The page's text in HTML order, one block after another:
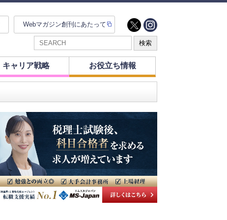
Webマガジン創刊にあたって
キャリア戦略 お役立ち情報